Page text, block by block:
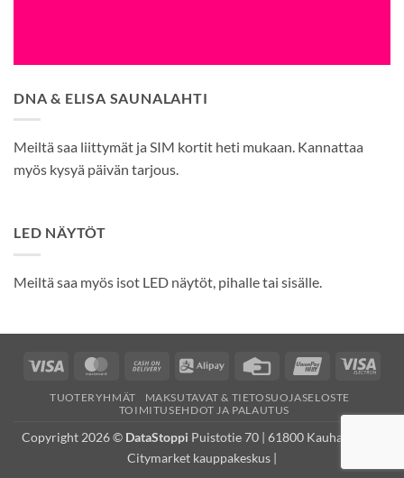
DNA & ELISA SAUNALAHTI
Meiltä saa liittymät ja SIM kortit heti mukaan. Kannattaa
myös kysyä päivän tarjous.
LED NÄYTÖT
Meiltä saa myös isot LED näytöt, pihalle tai sisälle.
Visa MasterCardCash
Delivery
Alipay
Credit
UnionPayVisa
TUOTERYHMÄT
MAKSUTAVAT & TIETOSUOJASELOSTE
TOIMITUSEHDOT JA PALAUTUS
Copyright 2026 © DataStoppi Puistotie 70 | 61800 Kauhajoki (K-
Citymarket kauppakeskus |